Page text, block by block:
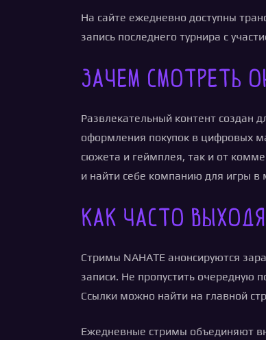
На сайте ежедневно доступны
запись последнего турнира с
Зачем смотреть
Развлекательный контент создан
оформления покупок в цифровых
сюжета и геймплея, так и от
и найти себе компанию для игры
Как часто
Стримы NAHATE анонсируются
записи. Не пропустить очередную
Ссылки можно найти на главной
Ежедневные стримы объединяют